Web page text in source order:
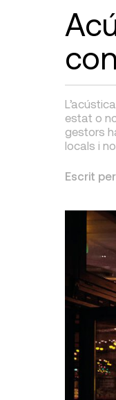
estat o
gestors
locals i
Escrit per